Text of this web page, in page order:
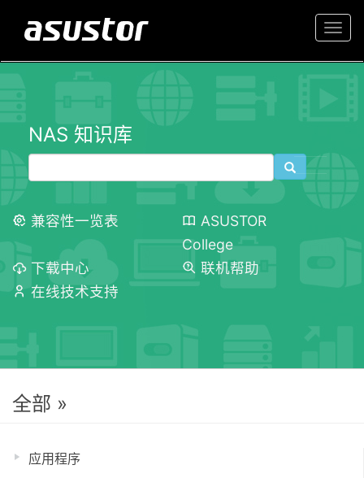
NAS 知识库
兼容性一览表
ASUSTOR
College
下载中心
联机帮助
在线技术支持
全部 »
应用程序